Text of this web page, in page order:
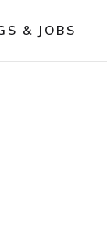
& JOBS